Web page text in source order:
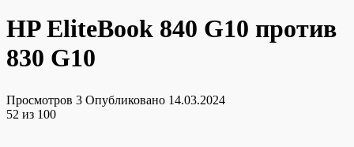
HP EliteBook 840 G10 против
830 G10
Просмотров 3 Опубликовано 14.03.2024
52 из 100